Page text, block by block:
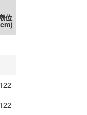
位
122
122